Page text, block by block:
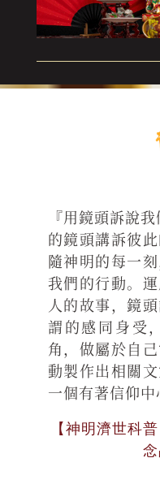
『用鏡頭訴說
的鏡頭講訴彼
隨神明的每一
我們的行動。
人的故事，鏡
謂的感同身受
角，做屬於自
動製作出相關
一個有著信仰中
【神明濟世科
念